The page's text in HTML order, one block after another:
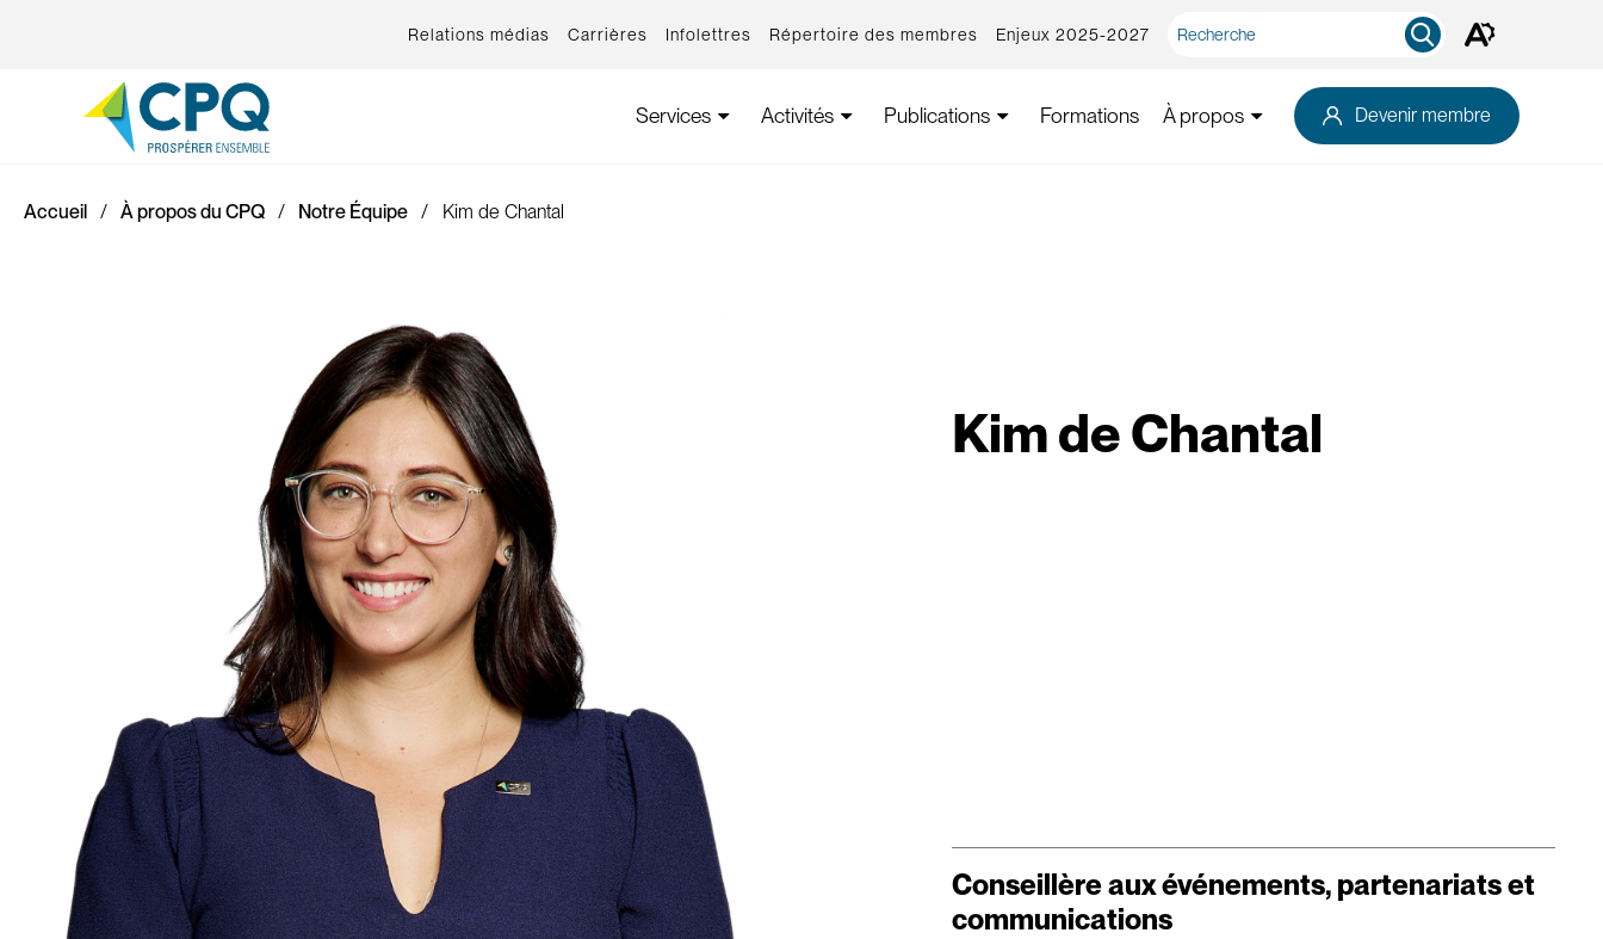
Relations médias Carrières Infolettres Répertoire des membres Enjeux 2025-2027
rapide
Ouvrez
d'outils
d'accessibilité.
Services Activités Publications Formations À propos Devenir membre
Accueil À propos du CPQ Notre Équipe Kim de Chantal
Kim de Chantal
Conseillère aux événements, partenariats et
communications